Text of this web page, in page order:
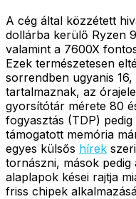
A cég által közzétett
dollárba kerülő Ryzen
valamint a 7600X
Ezek természetesen
sorrendben ugyanis
tartalmaznak, az
gyorsítótár mérete 80
fogyasztás (TDP)
támogatott memória
egyes külsős hírek
tornászni, mások pedig
alaplapok kései rajtja
friss chipek